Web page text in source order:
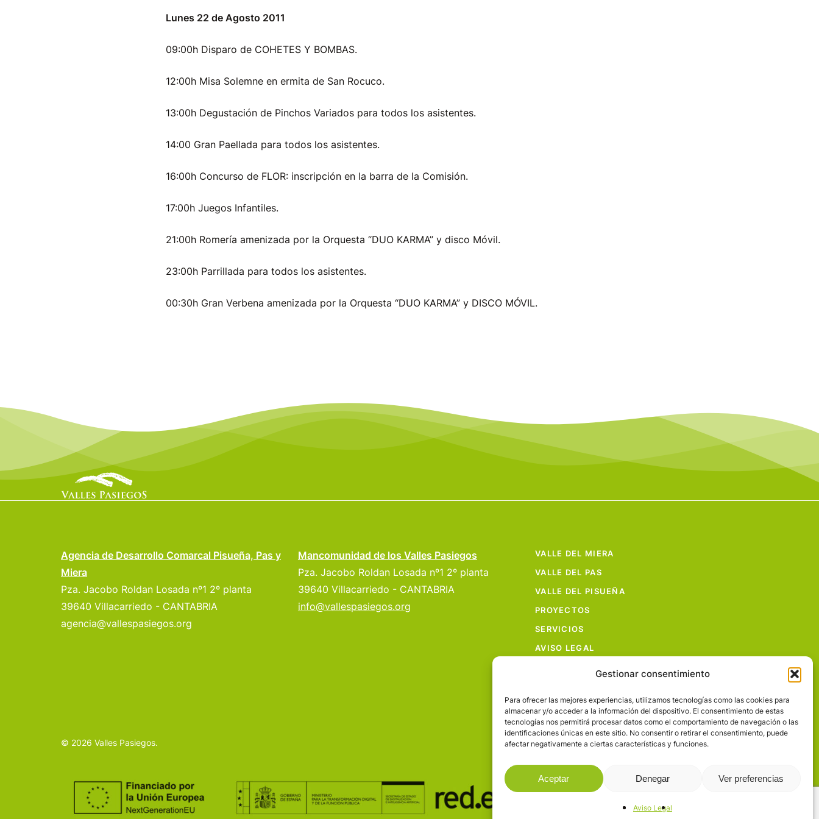
Gestionar consentimiento
Para ofrecer las mejores experiencias, utilizamos tecnologías como las cookies para
almacenar y/o acceder a la información del dispositivo. El consentimiento de estas
tecnologías nos permitirá procesar datos como el comportamiento de navegación o las
identificaciones únicas en este sitio. No consentir o retirar el consentimiento, puede
afectar negativamente a ciertas características y funciones.
Aceptar Denegar Ver preferencias
Aviso Legal
Lunes 22 de Agosto 2011
09:00h Disparo de COHETES Y BOMBAS.
12:00h Misa Solemne en ermita de San Rocuco.
13:00h Degustación de Pinchos Variados para todos los asistentes.
14:00 Gran Paellada para todos los asistentes.
16:00h Concurso de FLOR: inscripción en la barra de la Comisión.
17:00h Juegos Infantiles.
21:00h Romería amenizada por la Orquesta “DUO KARMA” y disco Móvil.
23:00h Parrillada para todos los asistentes.
00:30h Gran Verbena amenizada por la Orquesta “DUO KARMA” y DISCO MÓVIL.
Agencia de Desarrollo Comarcal Pisueña, Pas y
Miera
Pza. Jacobo Roldan Losada nº1 2º planta
39640 Villacarriedo - CANTABRIA
agencia@vallespasiegos.org
Mancomunidad de los Valles Pasiegos
Pza. Jacobo Roldan Losada nº1 2º planta
39640 Villacarriedo - CANTABRIA
info@vallespasiegos.org
VALLE DEL MIERA
VALLE DEL PAS
VALLE DEL PISUEÑA
PROYECTOS
SERVICIOS
AVISO LEGAL
© 2026 Valles Pasiegos. facebook
flickr